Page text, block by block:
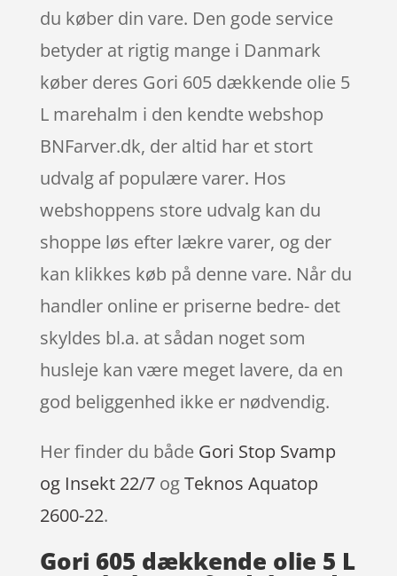
du køber din vare. Den gode service
betyder at rigtig mange i Danmark
køber deres Gori 605 dækkende olie 5
L marehalm i den kendte webshop
BNFarver.dk, der altid har et stort
udvalg af populære varer. Hos
webshoppens store udvalg kan du
shoppe løs efter lækre varer, og der
kan klikkes køb på denne vare. Når du
handler online er priserne bedre- det
skyldes bl.a. at sådan noget som
husleje kan være meget lavere, da en
god beliggenhed ikke er nødvendig.
Her finder du både Gori Stop Svamp
og Insekt 22/7ogTeknos Aquatop
2600-22.
Gori 605 dækkende olie 5 L